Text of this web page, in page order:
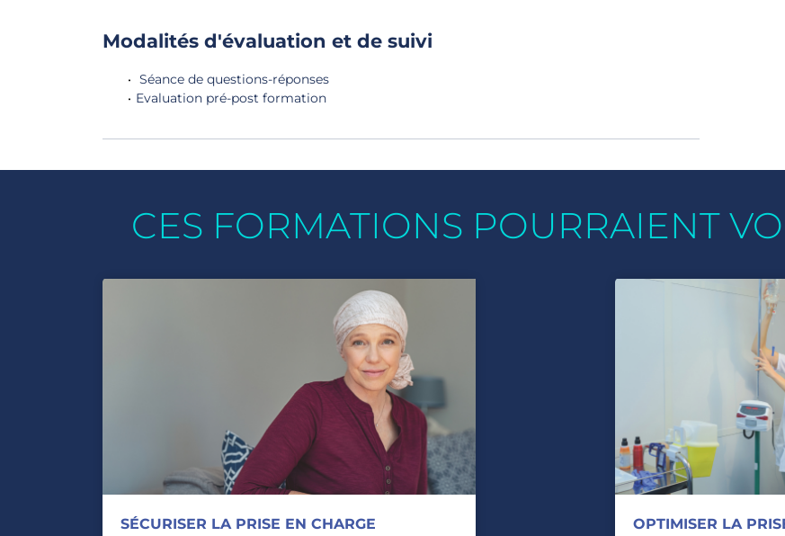
Modalités d'évaluation et de suivi
Séance de questions-réponses
Evaluation pré-post formation
CES FORMATIONS POURRAIENT
SÉCURISER LA PRISE EN CHARGE
OPTIMISER LA